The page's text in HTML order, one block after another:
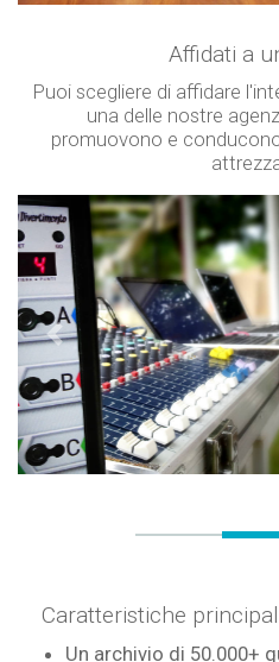
Affidati a
Puoi scegliere di affidare
una delle nostre
promuovono e
Precendente
Caratteristiche
Un archivio di 50.000+